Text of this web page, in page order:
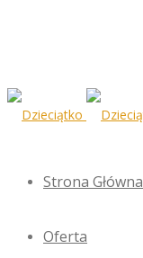
Strona Główna
Oferta